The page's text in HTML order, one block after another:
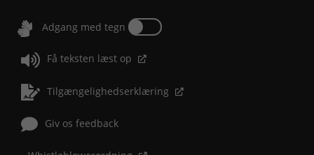
Adgang med tegn Tænd eller sluk for Adgang med tegn
Få teksten læst op
Tilgængelighedserklæring
Giv os feedback